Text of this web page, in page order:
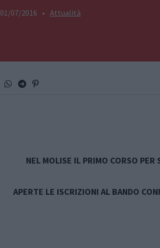
01/07/2016 • Attualità
NEL MOLISE IL PRIMO CORSO PER
APERTE LE ISCRIZIONI AL BANDO